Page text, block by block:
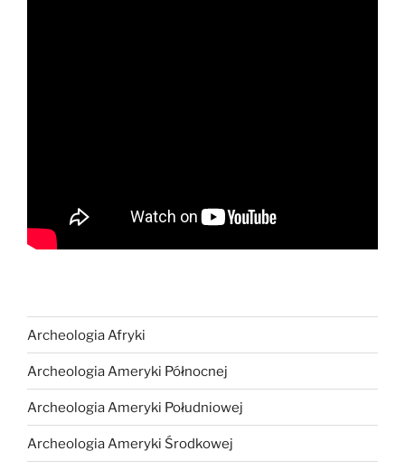
Archeologia Afryki
Archeologia Ameryki Północnej
Archeologia Ameryki Południowej
Archeologia Ameryki Środkowej